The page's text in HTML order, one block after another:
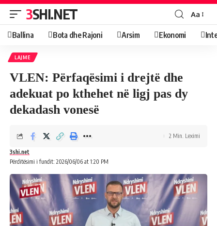
3SHI.NET Aa
Ballina Bota dhe Rajoni Arsim Ekonomi
LAJME
VLEN: Përfaqësimi i drejtë dhe
adekuat po kthehet në ligj pas dy
dekadash vonesë
Përditësimi i fundit: 2026/06/06 at 1:20 PM
3shi.net
2 Min. Leximi